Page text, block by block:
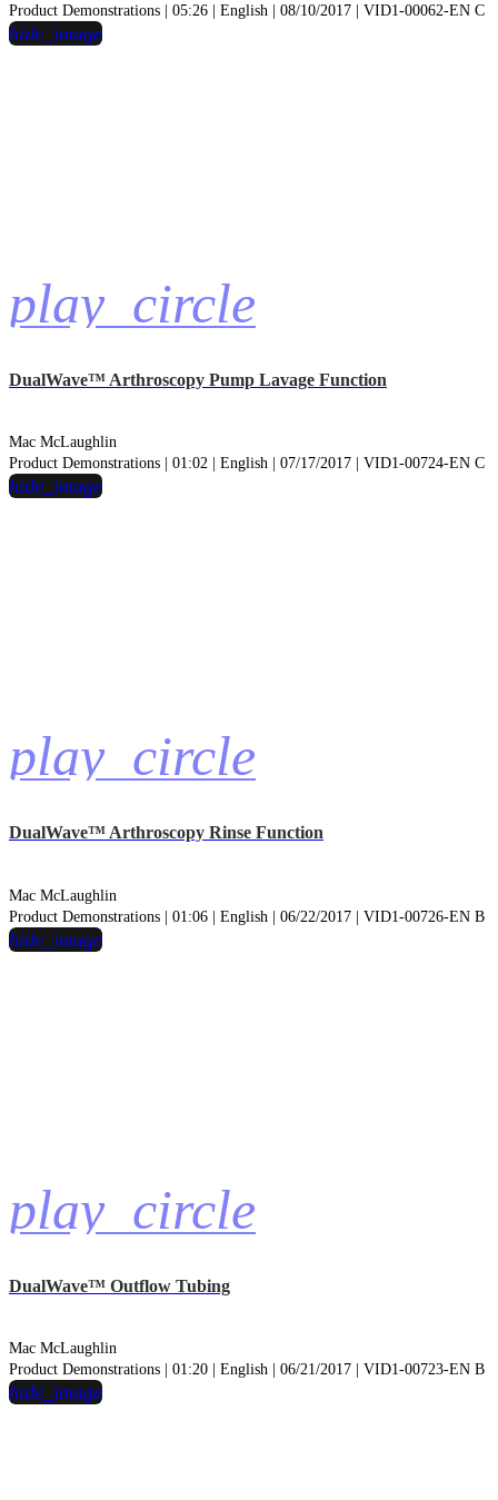
Product Demonstrations | 05:26 | English | 08/10/2017 | VID1-00062-EN C
play_circle
hide_image
DualWave™ Arthroscopy Pump Lavage Function
Mac McLaughlin
Product Demonstrations | 01:02 | English | 07/17/2017 | VID1-00724-EN C
play_circle
hide_image
DualWave™ Arthroscopy Rinse Function
Mac McLaughlin
Product Demonstrations | 01:06 | English | 06/22/2017 | VID1-00726-EN B
play_circle
hide_image
DualWave™ Outflow Tubing
Mac McLaughlin
Product Demonstrations | 01:20 | English | 06/21/2017 | VID1-00723-EN B
hide_image